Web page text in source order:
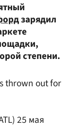
зарядил
степени.
thrown out for
25 мая